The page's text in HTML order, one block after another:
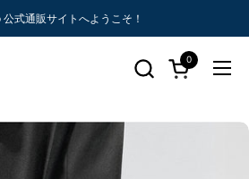
式通販サイトへようこそ！
カートを開く
0
メニ